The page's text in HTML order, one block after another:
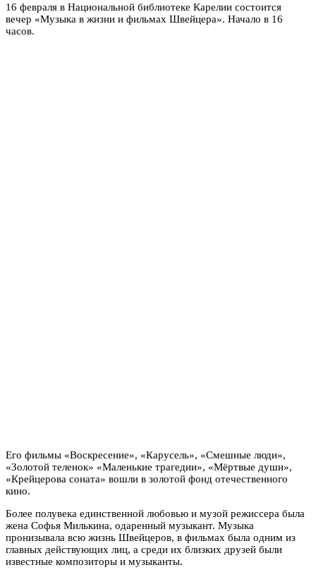
16 февраля в Национальной библиотеке Карелии состоится
вечер «Музыка в жизни и фильмах Швейцера». Начало в 16
часов.
Его фильмы «Воскресение», «Карусель», «Смешные люди»,
«Золотой теленок» «Маленькие трагедии», «Мёртвые души»,
«Крейцерова соната» вошли в золотой фонд отечественного
кино.
Более полувека единственной любовью и музой режиссера была
жена Софья Милькина, одаренный музыкант. Музыка
пронизывала всю жизнь Швейцеров, в фильмах была одним из
главных действующих лиц, а среди их близких друзей были
известные композиторы и музыканты.